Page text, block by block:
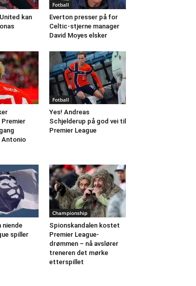
kan
Fotball
Everton presser på for
Celtic-stjerne manager
David Moyes elsker
Fotball
Yes! Andreas
Schjelderup på god vei til
Premier League
niende
spiller
Championship
Spionskandalen kostet
Premier League-
drømmen – nå avslører
treneren det mørke
etterspillet